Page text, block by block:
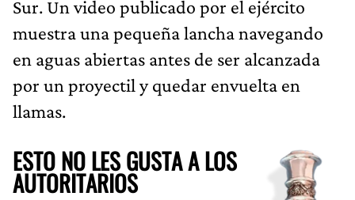
Sur. Un video publicado por el ejército
muestra una pequeña lancha navegando
en aguas abiertas antes de ser alcanzada
por un proyectil y quedar envuelta en
llamas.
ESTO NO LES GUSTA A LOS
AUTORITARIOS